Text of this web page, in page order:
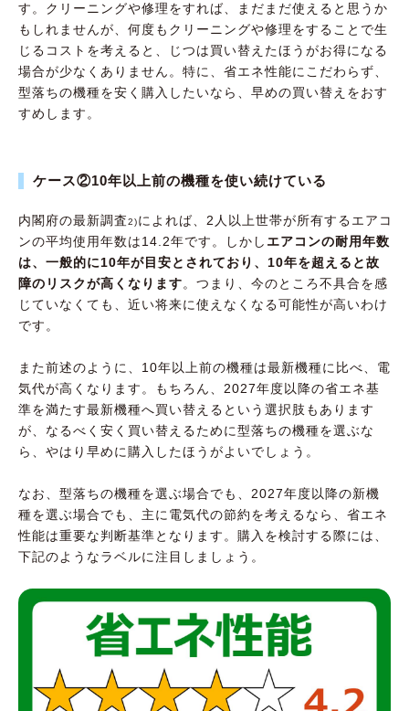
す。クリーニングや修理をすれば、まだまだ使えると思うか
もしれませんが、何度もクリーニングや修理をすることで生
じるコストを考えると、じつは買い替えたほうがお得になる
場合が少なくありません。特に、省エネ性能にこだわらず、
型落ちの機種を安く購入したいなら、早めの買い替えをおす
すめします。
ケース②10年以上前の機種を使い続けている
内閣府の最新調査2)によれば、2人以上世帯が所有するエアコ
ンの平均使用年数は14.2年です。しかし エアコンの耐用年数
は、一般的に10年が目安とされており、10年を超えると故
障のリスクが高くなります。つまり、今のところ不具合を感
じていなくても、近い将来に使えなくなる可能性が高いわけ
です。
また前述のように、10年以上前の機種は最新機種に比べ、電
気代が高くなります。もちろん、2027年度以降の省エネ基
準を満たす最新機種へ買い替えるという選択肢もあります
が、なるべく安く買い替えるために型落ちの機種を選ぶな
ら、やはり早めに購入したほうがよいでしょう。
なお、型落ちの機種を選ぶ場合でも、2027年度以降の新機
種を選ぶ場合でも、主に電気代の節約を考えるなら、省エネ
性能は重要な判断基準となります。購入を検討する際には、
下記のようなラベルに注目しましょう。